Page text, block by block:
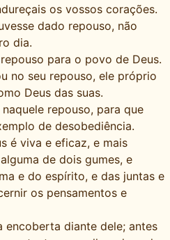
os vossos corações.
dado repouso, não
dia.
para o povo de Deus.
no seu repouso, ele próprio
Deus das suas.
repouso, para que
de desobediência.
é viva e eficaz, e mais
de dois gumes, e
e do espírito, e das juntas e
os pensamentos e
encoberta diante dele; antes